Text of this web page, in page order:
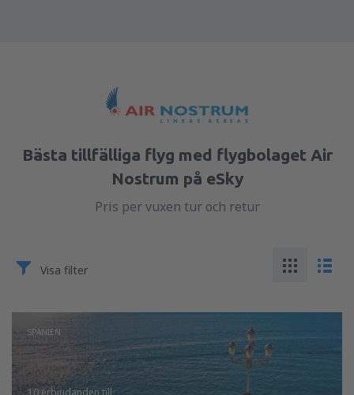
Bästa tillfälliga flyg med flygbolaget Air
Nostrum på eSky
Pris per vuxen tur och retur
Visa filter
SPANIEN
10 erbjudanden till